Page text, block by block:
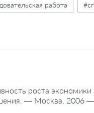
работа
роста
— Москва, 2006